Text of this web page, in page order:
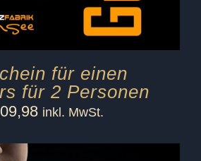
für einen
für 2 Personen
inkl. MwSt.